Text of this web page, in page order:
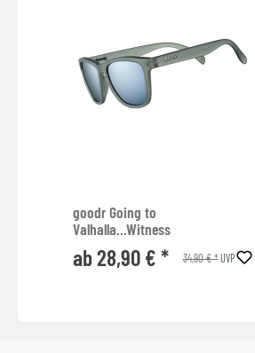
goodr Going to
Valhalla...Witness
ab 28,90 € * 34,90 € *UVP